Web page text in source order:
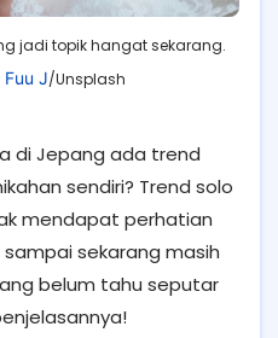
jadi topik hangat sekarang.
Fuu J/Unsplash
di Jepang ada trend
sendiri? Trend solo
mendapat perhatian
sekarang masih
belum tahu seputar